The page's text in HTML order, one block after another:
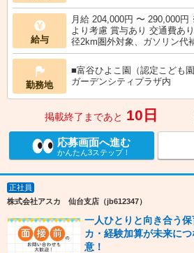
給与
月給 204,000円 〜 290,000
より考慮 賞与あり 交通費あ
径2km圏外対象、ガソリン代
勤務地
■富谷ひよこ園（認定こども
ガーデンシティプラザ内
掲載終了まであと 10日
応募画面へ進む
かんたん3ステップ！
正社員
株式会社アスカ 仙台支店（jb612347）
一人ひとりと向き合う
カ・経験加算が未来に
意！